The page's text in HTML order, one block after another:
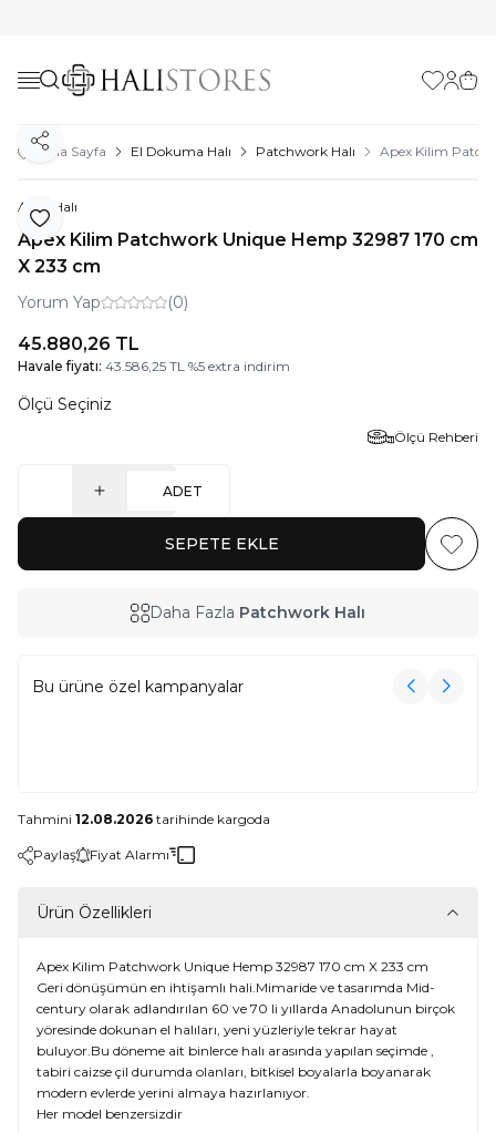
Favorilerim
Ana Sayfa El Dokuma Halı Patchwork Halı Apex Kilim
Favoriye Ekle
Paylaş
Apex Halı
Apex Kilim Patchwork Unique Hemp 32987 170 cm
X 233 cm
Yorum Yap (0)
45.880,26 TL
Havale fiyatı: 43.586,25 TL %5 extra indirim
Ölçü Seçiniz
Ölçü Rehberi
ADET
SEPETE EKLE
Daha Fazla Patchwork Halı
Bu ürüne özel kampanyalar
Tahmini 12.08.2026 tarihinde kargoda
Paylaş Fiyat Alarmı
Ürün Özellikleri
Apex Kilim Patchwork Unique Hemp 32987 170 cm X 233 cm
Geri dönüşümün en ihtişamlı hali.Mimaride ve tasarımda Mid-
century olarak adlandırılan 60 ve 70 li yıllarda Anadolunun birçok
yöresinde dokunan el halıları, yeni yüzleriyle tekrar hayat
buluyor.Bu döneme ait binlerce halı arasında yapılan seçimde ,
tabiri caizse çil durumda olanları, bitkisel boyalarla boyanarak
modern evlerde yerini almaya hazırlanıyor.
Her model benzersizdir